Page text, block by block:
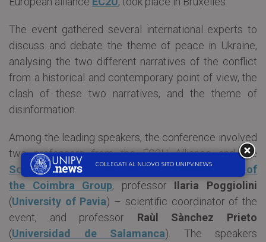
The event gathered several international experts to
discuss and debate the theme of peace in Ukraine,
analysing the two different narratives of the conflict
from a historical and contemporary point of view, the
clash of these two narratives, and the theme of
disinformation.
Among the leading speakers, the conference involved
two professors from the EC2U Alliance and the
Social Sciences & Humanities Working Group of
the Coimbra Group, professor Ilaria Poggiolini
(University of Pavia) – scientific coordinator of the
event, and professor Raùl Sànchez Prieto
(Universidad de Salamanca). The speakers